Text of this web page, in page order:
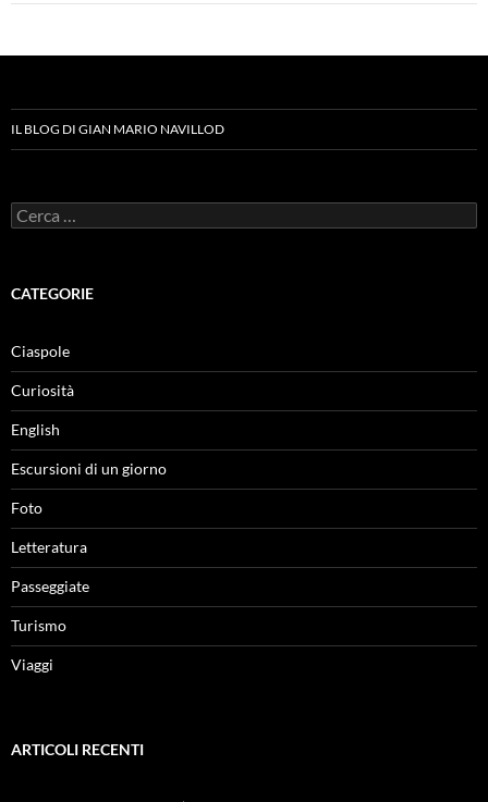
IL BLOG DI GIAN MARIO NAVILLOD
Ricerca
per:
CATEGORIE
Ciaspole
Curiosità
English
Escursioni di un giorno
Foto
Letteratura
Passeggiate
Turismo
Viaggi
ARTICOLI RECENTI